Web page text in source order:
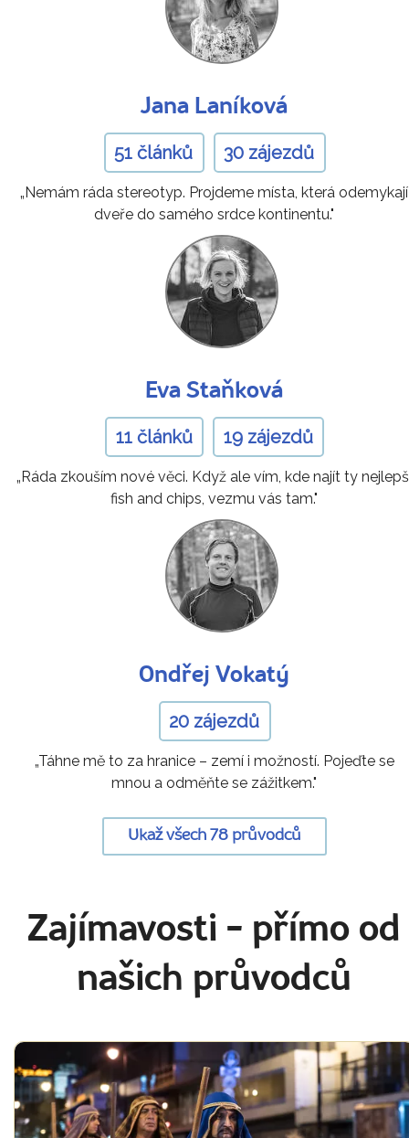
Jana Laníková
51 článků 30 zájezdů
„Nemám ráda stereotyp. Projdeme místa, která odemykají
dveře do samého srdce kontinentu."
Eva Staňková
11 článků 19 zájezdů
„Ráda zkouším nové věci. Když ale vím, kde najít ty
fish and chips, vezmu vás tam."
Ondřej Vokatý
20 zájezdů
„Táhne mě to za hranice – zemí i možností. Pojeďte se
mnou a odměňte se zážitkem."
Ukaž všech 78 průvodců
Zajímavosti - přímo od
našich průvodců